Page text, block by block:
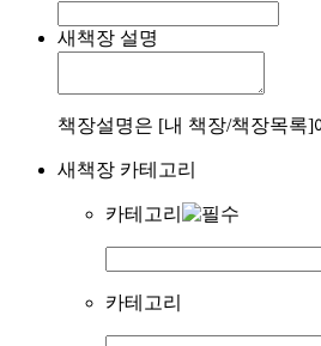
새책장 설명
책장설명은 [내 책장/책장목록]
새책장 카테고리
카테고리
카테고리